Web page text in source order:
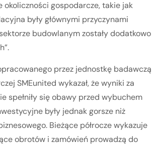
okoliczności gospodarcze, takie jak
były głównymi przyczynami
budowlanym zostały dodatkowo
przez jednostkę badawczą
SMEunited wykazał, że wyniki za
spełniły się obawy przed wybuchem
były jednak gorsze niż
Bieżące półrocze wykazuje
obrotów i zamówień prowadzą do